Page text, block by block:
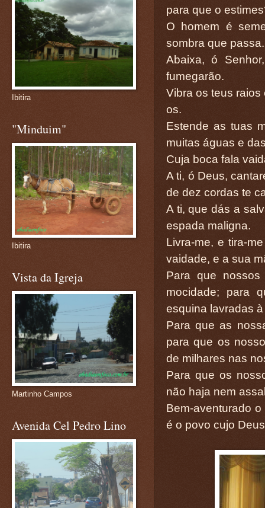
para que o
O homem é
sombra que passa.
Abaixa, ó
fumegarão.
Vibra os teus
os.
Estende as tuas
muitas águas e
Cuja boca fala
A ti, ó Deus,
de dez cordas te
A ti, que dás a
espada maligna.
Livra-me, e tira-
vaidade, e a sua
Para que
mocidade; para
esquina lavradas
Para que as
para que os
de milhares nas
Para que os
não haja nem
Bem-aventurado
é o povo cujo
Ibitira
"Minduim"
Ibitira
Vista da Igreja
Martinho Campos
Avenida Cel Pedro Lino